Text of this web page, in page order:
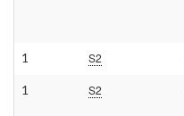
1 S2
1 S2